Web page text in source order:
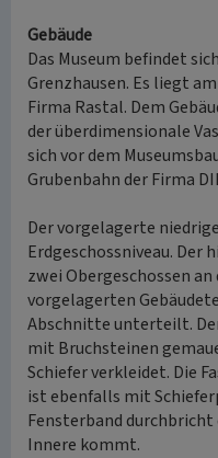
Gebäude
Das Museum befindet
Grenzhausen. Es liegt
Firma Rastal. Dem
der überdimensionale
sich vor dem
Grubenbahn der Firma
Der vorgelagerte
Erdgeschossniveau.
zwei Obergeschossen an
vorgelagerten
Abschnitte unterteilt.
mit Bruchsteinen
Schiefer verkleidet. Die
ist ebenfalls mit
Fensterband durchbricht
Innere kommt.